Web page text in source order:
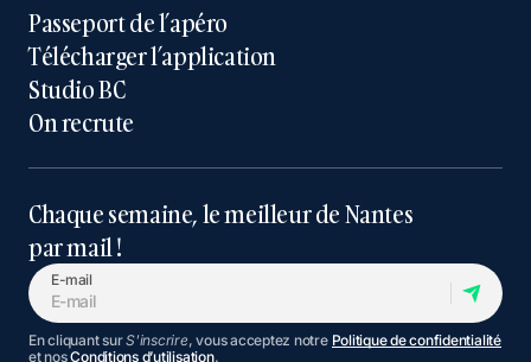
Passeport de l’apéro
Télécharger l’application
Studio BC
On recrute
Chaque semaine, le meilleur de Nantes
par mail !
E-mail
En cliquant surS'inscrire, vous acceptez notre Politique de confidentialité
et nosConditions d’utilisation.